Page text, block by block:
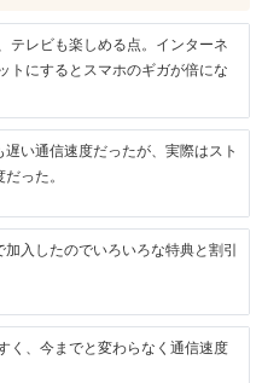
テレビも楽しめる点。インターネ
トにするとスマホのギガが倍にな
い通信速度だったが、実際はスト
った。
入したのでいろいろな特典と割引
く、今までと変わらなく通信速度